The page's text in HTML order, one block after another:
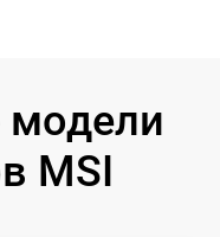
MSI